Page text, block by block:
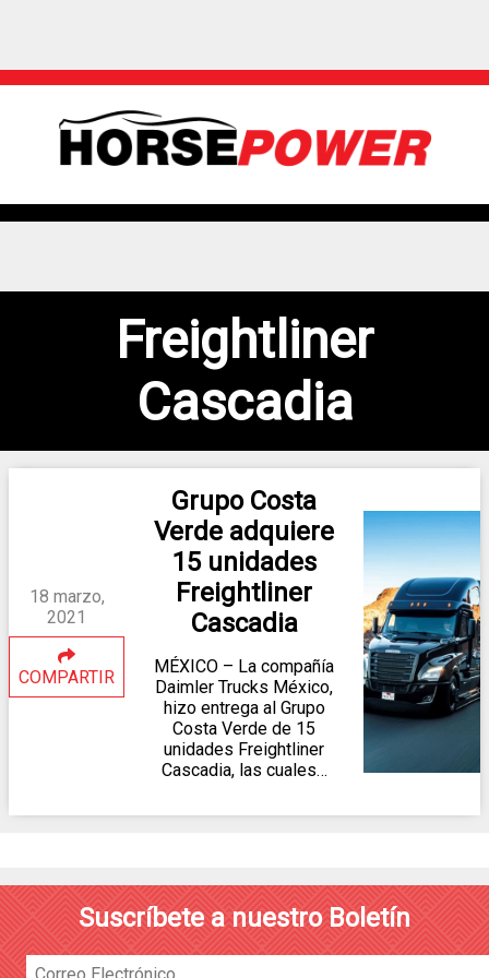
Freightliner
Cascadia
18 marzo,
2021
COMPARTIR
Grupo Costa
Verde adquiere
15 unidades
Freightliner
Cascadia
MÉXICO – La compañía
Daimler Trucks México,
hizo entrega al Grupo
Costa Verde de 15
unidades Freightliner
Cascadia, las cuales…
Suscríbete a nuestro Boletín